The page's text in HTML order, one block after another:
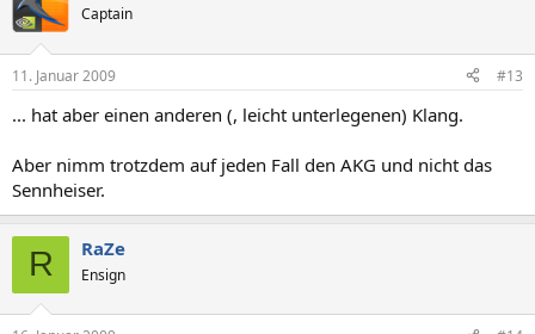
Captain
11. Januar 2009 #13
... hat aber einen anderen (, leicht unterlegenen) Klang.
Aber nimm trotzdem auf jeden Fall den AKG und nicht das
Sennheiser.
R RaZe
Ensign